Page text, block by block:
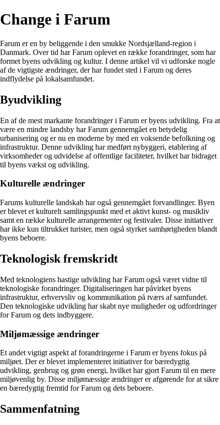
Change i Farum
Farum er en by beliggende i den smukke Nordsjælland-region i
Danmark. Over tid har Farum oplevet en række forandringer, som har
formet byens udvikling og kultur. I denne artikel vil vi udforske nogle
af de vigtigste ændringer, der har fundet sted i Farum og deres
indflydelse på lokalsamfundet.
Byudvikling
En af de mest markante forandringer i Farum er byens udvikling. Fra at
være en mindre landsby har Farum gennemgået en betydelig
urbanisering og er nu en moderne by med en voksende befolkning og
infrastruktur. Denne udvikling har medført nybyggeri, etablering af
virksomheder og udvidelse af offentlige faciliteter, hvilket har bidraget
til byens vækst og udvikling.
Kulturelle ændringer
Farums kulturelle landskab har også gennemgået forvandlinger. Byen
er blevet et kulturelt samlingspunkt med et aktivt kunst- og musikliv
samt en række kulturelle arrangementer og festivaler. Disse initiativer
har ikke kun tiltrukket turister, men også styrket samhørigheden blandt
byens beboere.
Teknologisk fremskridt
Med teknologiens hastige udvikling har Farum også været vidne til
teknologiske forandringer. Digitaliseringen har påvirket byens
infrastruktur, erhvervsliv og kommunikation på tværs af samfundet.
Den teknologiske udvikling har skabt nye muligheder og udfordringer
for Farum og dets indbyggere.
Miljømæssige ændringer
Et andet vigtigt aspekt af forandringerne i Farum er byens fokus på
miljøet. Der er blevet implementeret initiativer for bæredygtig
udvikling, genbrug og grøn energi, hvilket har gjort Farum til en mere
miljøvenlig by. Disse miljømæssige ændringer er afgørende for at sikre
en bæredygtig fremtid for Farum og dets beboere.
Sammenfatning